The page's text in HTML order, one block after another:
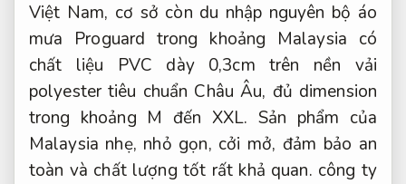
Việt Nam, cơ sở còn du nhập nguyên bộ áo
mưa Proguard trong khoảng Malaysia có
chất liệu PVC dày 0,3cm trên nền vải
polyester tiêu chuẩn Châu Âu, đủ dimension
trong khoảng M đến XXL. Sản phẩm của
Malaysia nhẹ, nhỏ gọn, cởi mở, đảm bảo an
toàn và chất lượng tốt rất khả quan. công ty